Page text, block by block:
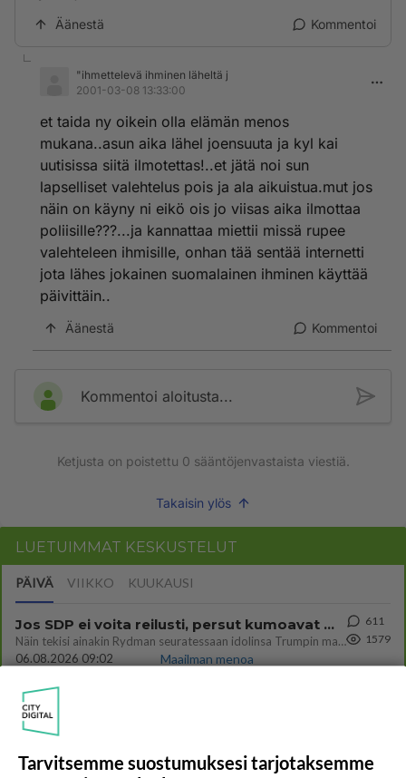
Äänestä Kommentoi
"ihmettelevä ihminen läheltä j
2001-03-08 13:33:00
et taida ny oikein olla elämän menos
mukana..asun aika lähel joensuuta ja kyl kai
uutisissa siitä ilmotettas!..et jätä noi sun
lapselliset valehtelus pois ja ala aikuistua.mut jos
näin on käyny ni eikö ois jo viisas aika ilmottaa
poliisille???...ja kannattaa miettii missä rupee
valehteleen ihmisille, onhan tää sentää internetti
jota lähes jokainen suomalainen ihminen käyttää
päivittäin..
Äänestä Kommentoi
Kommentoi aloitusta...
Ketjusta on poistettu 0 sääntöjenvastaista viestiä.
Takaisin ylös
LUETUIMMAT KESKUSTELUT
PÄIVÄ VIIKKO KUUKAUSI
Jos SDP ei voita reilusti, persut kumoavat demokratian Suomesta
Näin tekisi ainakin Rydman seuratessaan idolinsa Trumpin mallia https://www.is.fi/politiikka/art-2000012187244.html
06.08.2026 09:02
Maailman menoa
611
1579
Anteeksi arkuuteni
06.08.2026 16:54
Perussuomalaisten kannatus nousi rytinällä Ylen tänään julkaisemassa tuoreimmassa gallup-kyselyssä. 482
Tarvitsemme suostumuksesi tarjotaksemme